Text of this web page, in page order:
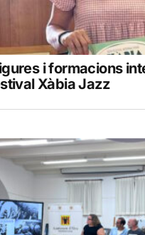
i formacions
Xàbia Jazz